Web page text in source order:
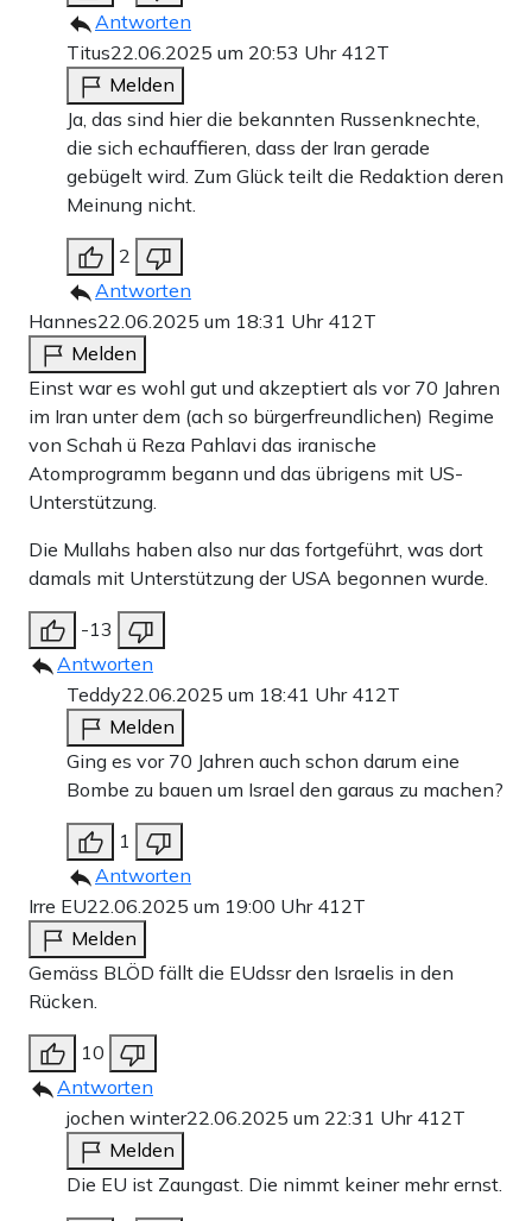
Antworten
Titus22.06.2025 um 20:53 Uhr 412T
Melden
Ja, das sind hier die bekannten Russenknechte,
die sich echauffieren, dass der Iran gerade
gebügelt wird. Zum Glück teilt die Redaktion deren
Meinung nicht.
2
Antworten
Hannes22.06.2025 um 18:31 Uhr 412T
Melden
Einst war es wohl gut und akzeptiert als vor 70 Jahren
im Iran unter dem (ach so bürgerfreundlichen) Regime
von Schah ü Reza Pahlavi das iranische
Atomprogramm begann und das übrigens mit US-
Unterstützung.
Die Mullahs haben also nur das fortgeführt, was dort
damals mit Unterstützung der USA begonnen wurde.
-13
Antworten
Teddy22.06.2025 um 18:41 Uhr 412T
Melden
Ging es vor 70 Jahren auch schon darum eine
Bombe zu bauen um Israel den garaus zu machen?
1
Antworten
Irre EU22.06.2025 um 19:00 Uhr 412T
Melden
Gemäss BLÖD fällt die EUdssr den Israelis in den
Rücken.
10
Antworten
jochen winter22.06.2025 um 22:31 Uhr 412T
Melden
Die EU ist Zaungast. Die nimmt keiner mehr ernst.